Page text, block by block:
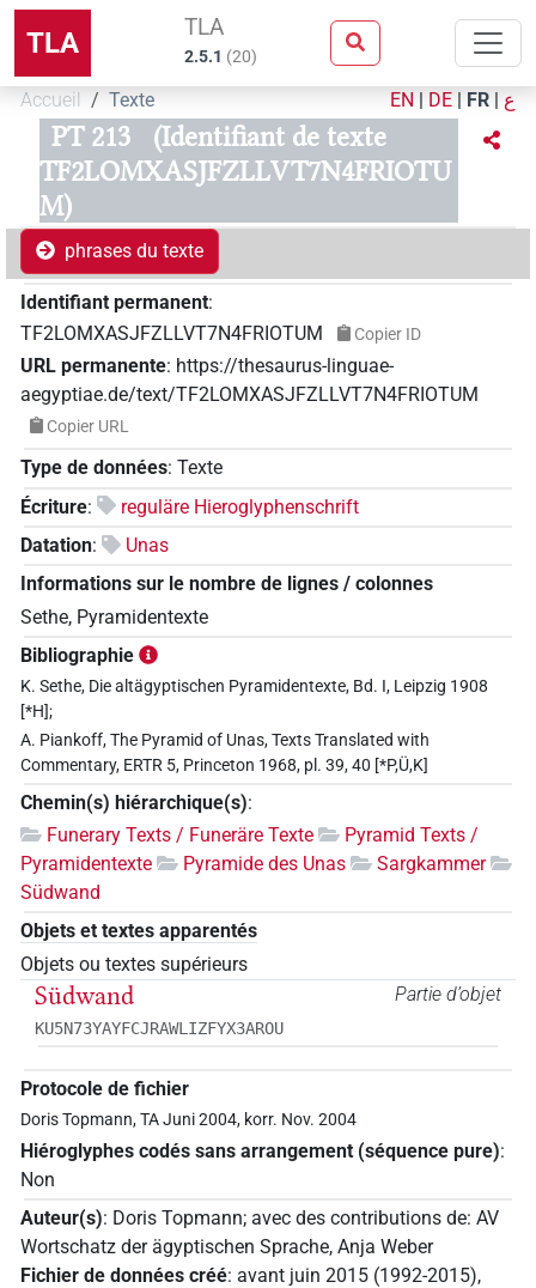
TLA TLA
2.5.1 (20)
Accueil Texte EN | DE | FR | ع
PT 213
(Identifiant de texte
TF2LOMXASJFZLLVT7N4FRIOTU
M)
phrases du texte
Identifiant permanent:
TF2LOMXASJFZLLVT7N4FRIOTUM
Copier ID
URL permanente: https://thesaurus-linguae-
aegyptiae.de/text/TF2LOMXASJFZLLVT7N4FRIOTUM
Copier URL
Type de données: Texte
Écriture:
reguläre Hieroglyphenschrift
Datation:
Unas
Informations sur le nombre de lignes / colonnes
Sethe, Pyramidentexte
Bibliographie
K. Sethe, Die altägyptischen Pyramidentexte, Bd. I, Leipzig 1908
[*H];
A. Piankoff, The Pyramid of Unas, Texts Translated with
Commentary, ERTR 5, Princeton 1968, pl. 39, 40 [*P,Ü,K]
Chemin(s) hiérarchique(s):
Funerary Texts / Funeräre Texte
Pyramid Texts /
Pyramidentexte
Pyramide des Unas
Sargkammer
Südwand
Objets et textes apparentés
Objets ou textes supérieurs
Partie d’objet
Südwand
KU5N73YAYFCJRAWLIZFYX3AROU
Protocole de fichier
Doris Topmann, TA Juni 2004, korr. Nov. 2004
Hiéroglyphes codés sans arrangement (séquence pure):
Non
Auteur(s): Doris Topmann; avec des contributions de: AV
Wortschatz der ägyptischen Sprache, Anja Weber
Fichier de données créé: avant juin 2015 (1992-2015),